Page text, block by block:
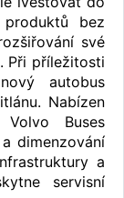
bez
své
Při příležitosti
autobus
Nabízen
Buses
dimenzování
a
servisní